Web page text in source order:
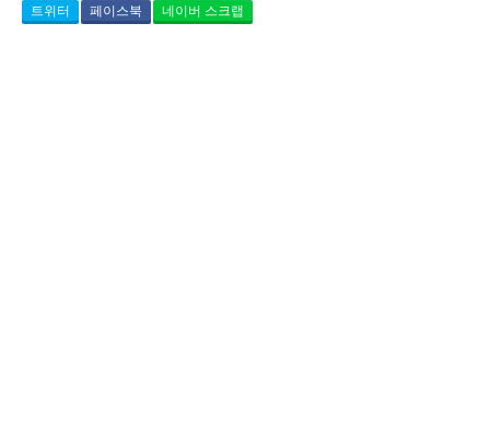
트위터
페이스북 네이버 스크랩